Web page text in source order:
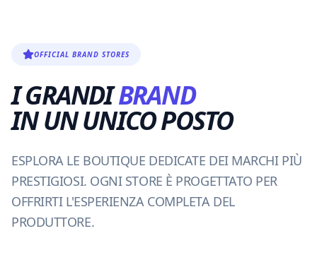
OFFICIAL BRAND STORES
I GRANDIBRAND
IN UN UNICO POSTO
ESPLORA LE BOUTIQUE DEDICATE DEI MARCHI PIÙ
PRESTIGIOSI. OGNI STORE È PROGETTATO PER
OFFRIRTI L'ESPERIENZA COMPLETA DEL
PRODUTTORE.